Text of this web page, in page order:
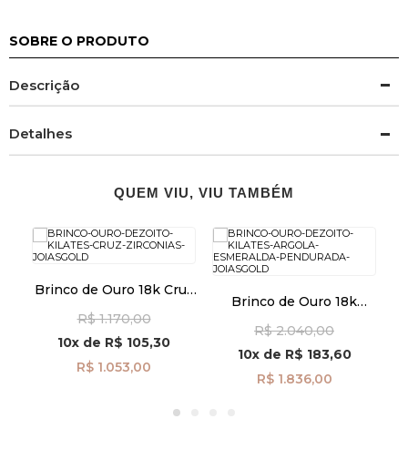
SOBRE O PRODUTO
Descrição
Detalhes
QUEM VIU, VIU TAMBÉM
Brinco de Ouro 18k Cruz
R$ 1.170,00
10x de R$ 105,30
R$ 1.053,00
Brinco de Ouro 18k
Pendurada br29477
R$ 2.040,00
10xde R$ 183,60
R$ 1.836,00